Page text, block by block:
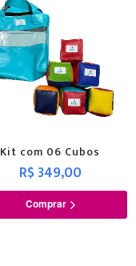
Kit com 06 Cubos
R$ 349,00
Comprar